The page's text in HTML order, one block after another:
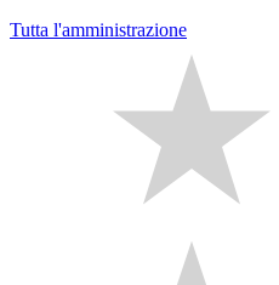
Tutta l'amministrazione